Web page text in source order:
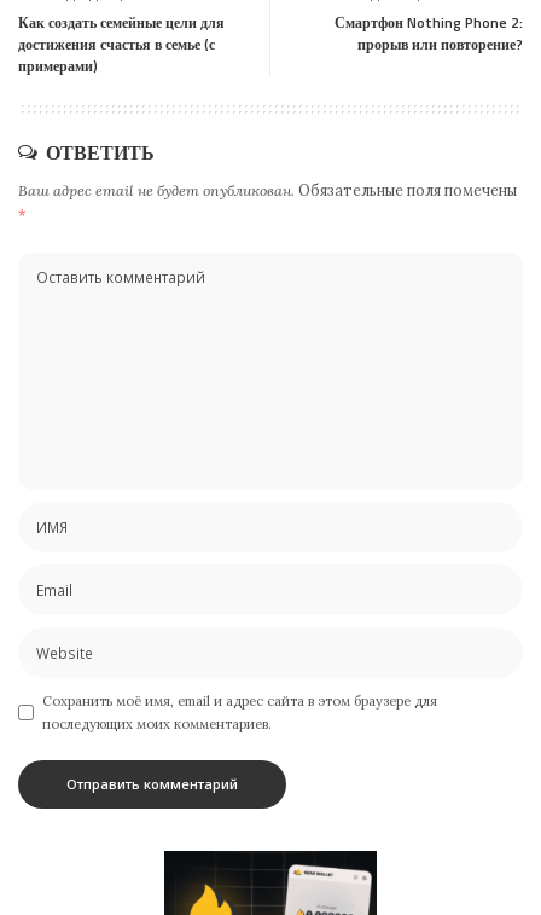
Как создать семейные цели для
достижения счастья в семье (с
примерами)
Смартфон Nothing Phone 2:
прорыв или повторение?
ОТВЕТИТЬ
Ваш адрес email не будет опубликован. Обязательные поля помечены
*
Сохранить моё имя, email и адрес сайта в этом браузере для
последующих моих комментариев.